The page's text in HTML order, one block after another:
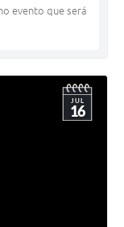
evento que será
JUL
16